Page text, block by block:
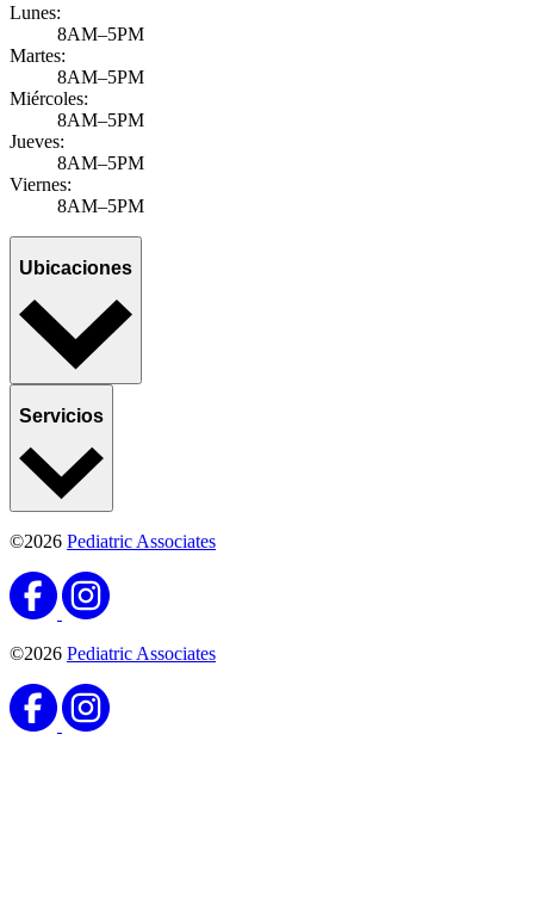
Lunes:
8AM–5PM
Martes:
8AM–5PM
Miércoles:
8AM–5PM
Jueves:
8AM–5PM
Viernes:
8AM–5PM
Ubicaciones
Servicios
©2026 Pediatric Associates
©2026 Pediatric Associates